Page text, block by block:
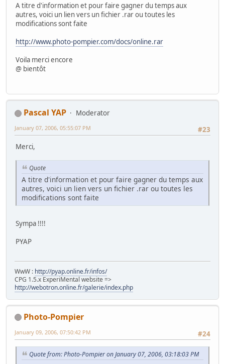
A titre d'information et pour faire gagner du temps aux
autres, voici un lien vers un fichier .rar ou toutes les
modifications sont faite
http://www.photo-pompier.com/docs/online.rar
Voila merci encore
@ bientôt
Pascal YAP
Moderator
#23
January 07, 2006, 05:55:07 PM
Merci,
Quote
A titre d'information et pour faire gagner du temps aux
autres, voici un lien vers un fichier .rar ou toutes les
modifications sont faite
Sympa !!!!
PYAP
WwW : http://pyap.online.fr/infos/
CPG 1.5.x ExperiMental website =>
http://webotron.online.fr/galerie/index.php
Photo-Pompier
#24
January 09, 2006, 07:50:42 PM
Quote from: Photo-Pompier on January 07, 2006, 03:18:03 PM